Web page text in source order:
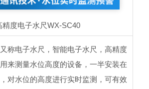
精度电子水尺WX-SC40
称电子水尺，智能电子水尺，高精度
来测量水位高度的设备，一半安装在
对水位的高度进行实时监测，可有效